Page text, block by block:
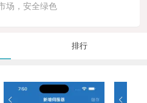
场，安全绿色
排行